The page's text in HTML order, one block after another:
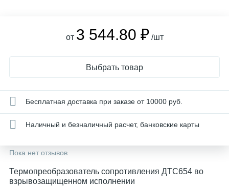
от 3 544.80 ₽ /шт
Выбрать товар
Бесплатная доставка при заказе от 10000 руб.
Наличный и безналичный расчет, банковские карты
Пока нет отзывов
Термопреобразователь сопротивления ДТС654 во
взрывозащищенном исполнении